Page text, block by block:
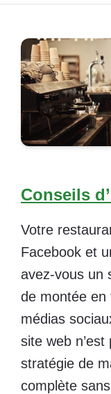
Conseils
Votre
Facebook et
avez-vous un
de montée en
médias
site web
stratégie de
complète